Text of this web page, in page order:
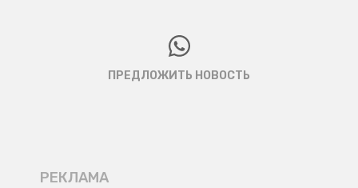
ПРЕДЛОЖИТЬ НОВОСТЬ
РЕКЛАМА